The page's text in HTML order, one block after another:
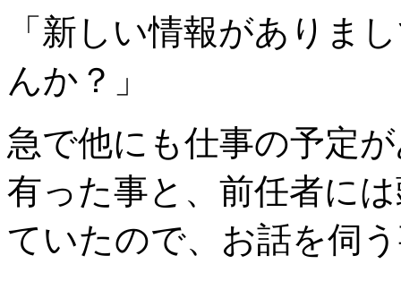
「新しい情報がありま
んか？」
急で他にも仕事の予定
有った事と、前任者に
ていたので、お話を伺